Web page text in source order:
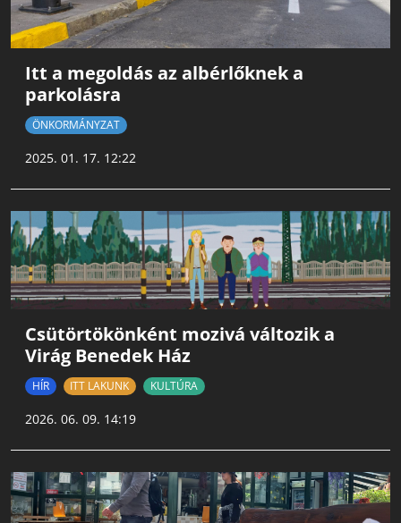
Itt a megoldás az albérlőknek a
parkolásra
ÖNKORMÁNYZAT
2025. 01. 17. 12:22
Csütörtökönként mozivá változik a
Virág Benedek Ház
HÍR ITT LAKUNK KULTÚRA
2026. 06. 09. 14:19